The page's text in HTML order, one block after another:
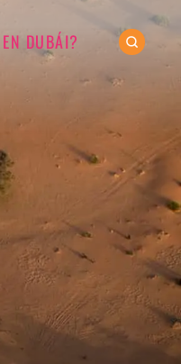
DUBÁI?